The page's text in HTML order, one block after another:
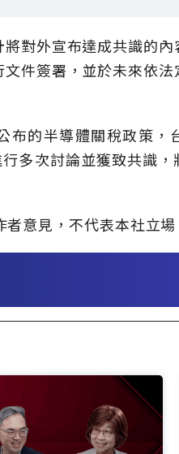
對外宣布達成共識的
件簽署，並於未來依
布的半導體關稅政策，
多次討論並獲致共識，
意見，不代表本社立場